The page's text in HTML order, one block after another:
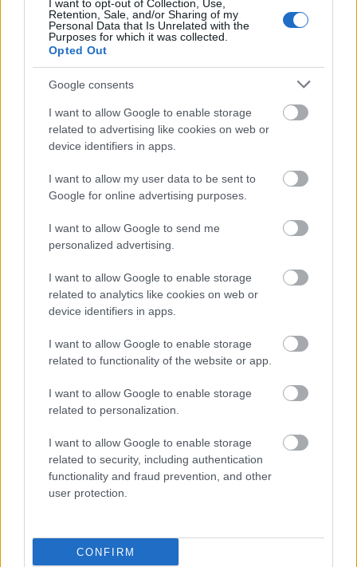
I want to opt-out of Collection, Use,
Retention, Sale, and/or Sharing of my
Personal Data that Is Unrelated with the
Purposes for which it was collected.
Opted Out
Google consents
I want to allow Google to enable storage
related to advertising like cookies on web or
device identifiers in apps.
I want to allow my user data to be sent to
Google for online advertising purposes.
I want to allow Google to send me
personalized advertising.
I want to allow Google to enable storage
related to analytics like cookies on web or
device identifiers in apps.
I want to allow Google to enable storage
related to functionality of the website or app.
I want to allow Google to enable storage
related to personalization.
I want to allow Google to enable storage
related to security, including authentication
functionality and fraud prevention, and other
user protection.
CONFIRM
M1 bővítés: már zajlik a teljesen új
Bicske Kelet csomópont építése
Új gyalogosátkelők és jelzőlámpás
csomópont épül Angyalföldön
Másfélszeresére bővítik
Hódmezővásárhely jó hírű református
iskoláját
Látványos építési szakasz indult be a
Flórián téri felüljárón
HÍRLEVÉL
Feliratkozom a hírlevélre és elfogadom az